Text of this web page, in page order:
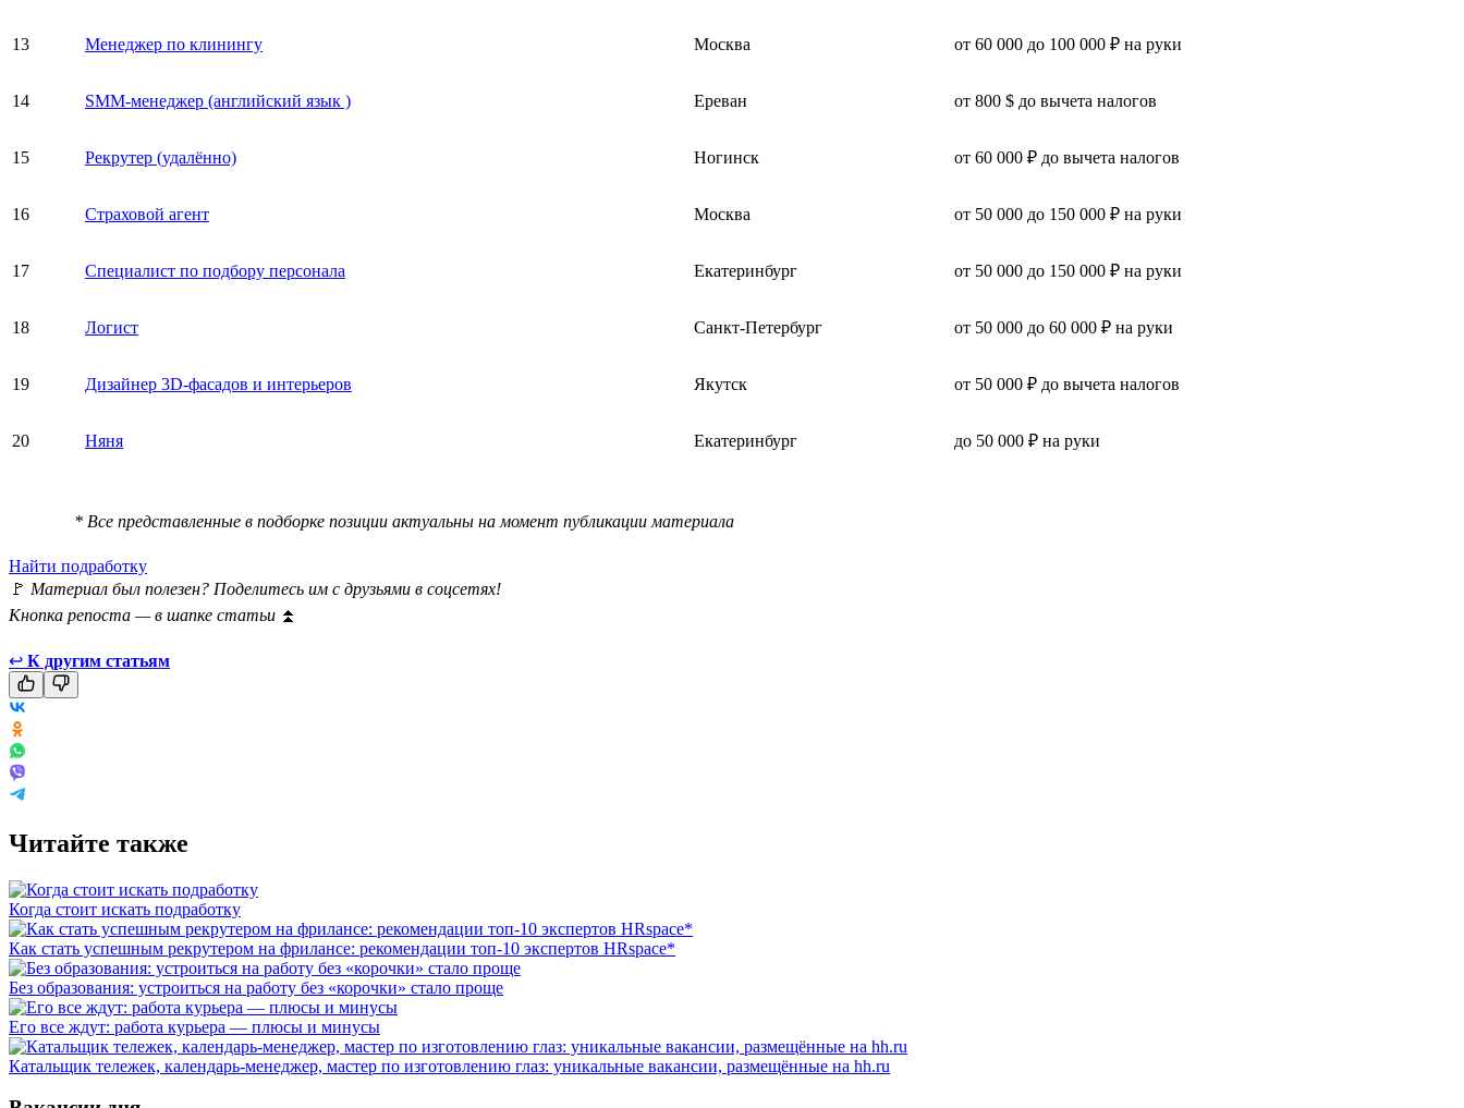
13 Менеджер по клинингу Москва от 60 000 до 100 000 ₽ на руки
14 SMM-менеджер (английский язык ) Ереван от 800 $ до вычета налогов
15 Рекрутер (удалённо) Ногинск от 60 000 ₽ до вычета налогов
16 Страховой агент Москва от 50 000 до 150 000 ₽ на руки
17 Специалист по подбору персонала Екатеринбург от 50 000 до 150 000 ₽ на руки
18 Логист Санкт-Петербург от 50 000 до 60 000 ₽ на руки
19 Дизайнер 3D-фасадов и интерьеров Якутск от 50 000 ₽ до вычета налогов
20 Няня Екатеринбург до 50 000 ₽ на руки
* Все представленные в подборке позиции актуальны на момент публикации материала
Найти подработку
🚩 Материал был полезен? Поделитесь им с друзьями в соцсетях!
Кнопка репоста — в шапке статьи ⏫
↩ К другим статьям
Читайте также
Когда стоит искать подработку
Как стать успешным рекрутером на фрилансе: рекомендации топ-10 экспертов HRspace*
Без образования: устроиться на работу без «корочки» стало проще
Его все ждут: работа курьера — плюсы и минусы
Катальщик тележек, календарь-менеджер, мастер по изготовлению глаз: уникальные вакансии, размещённые на hh.ru